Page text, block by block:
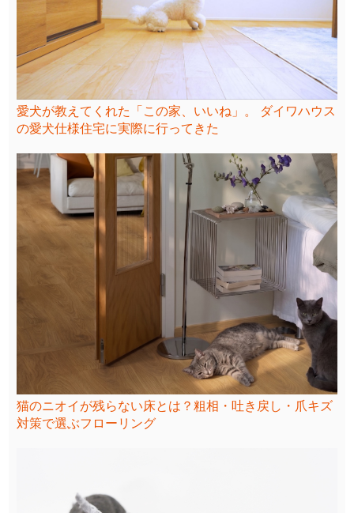
愛犬が教えてくれた「この家、いいね」。 ダイワハウス
の愛犬仕様住宅に実際に行ってきた
猫のニオイが残らない床とは？粗相・吐き戻し・爪キズ
対策で選ぶフローリング